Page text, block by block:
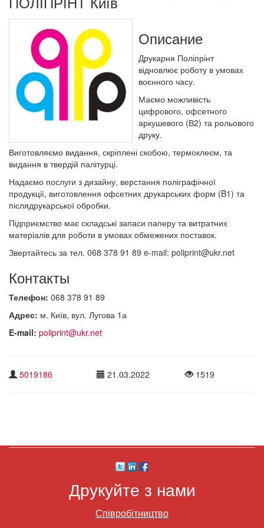
Описание
Друкарня Поліпрінт
відновлює роботу в умовах
воєнного часу.
Маємо можливість
цифрового, офсетного
аркушевого (В2) та рольового
друку.
Виготовляємо видання, скріплені скобою, термоклеєм, та
видання в твердій палітурці.
Надаємо послуги з дизайну, верстання поліграфічної
продукції, виготовлення офсетних друкарських форм (B1) та
післядрукарської обробки.
Підприємство має складські запаси паперу та витратних
матеріалів для роботи в умовах обмежених поставок.
Звертайтесь за тел. 068 378 91 89 e-mail: poliprint@ukr.net
Контакты
Телефон: 068 378 91 89
Адрес: м. Київ, вул. Лугова 1а
E-mail: poliprint@ukr.net
5019186 21.03.2022 1519
Друкуйте з нами
Співробітництво